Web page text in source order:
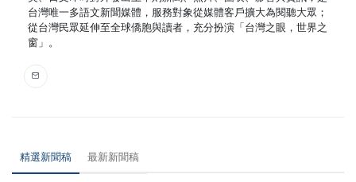
台灣唯一多語文新聞媒體，服務對象從媒體客戶擴大為閱聽大眾；
從台灣民眾延伸至全球僑胞與讀者，充分扮演「台灣之眼，世界之
窗」。
精選新聞稿 最新新聞稿